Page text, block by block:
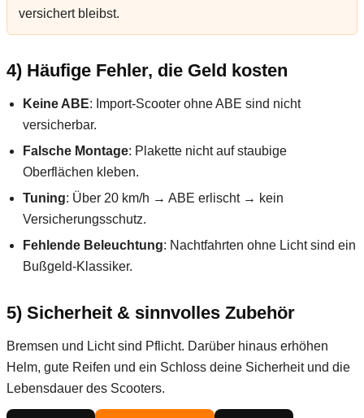
versichert bleibst.
4) Häufige Fehler, die Geld kosten
Keine ABE: Import-Scooter ohne ABE sind nicht
versicherbar.
Falsche Montage: Plakette nicht auf staubige
Oberflächen kleben.
Tuning: Über 20 km/h → ABE erlischt → kein
Versicherungsschutz.
Fehlende Beleuchtung: Nachtfahrten ohne Licht sind ein
Bußgeld-Klassiker.
5) Sicherheit & sinnvolles Zubehör
Bremsen und Licht sind Pflicht. Darüber hinaus erhöhen
Helm, gute Reifen und ein Schloss deine Sicherheit und die
Lebensdauer des Scooters.